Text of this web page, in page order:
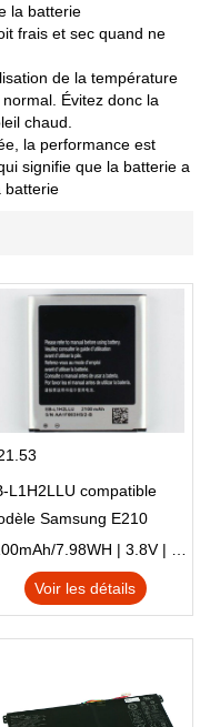
la batterie
frais et sec quand ne
de la température
Évitez donc la
chaud.
la performance est
signifie que la batterie a
batterie
L1H2LLU compatible
Samsung E210
i939
2100mAh/7.98WH | 3.8V | Li-ion ...
Voir les détails